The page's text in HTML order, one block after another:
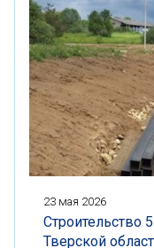
23 мая 2026
Строительство
Тверской